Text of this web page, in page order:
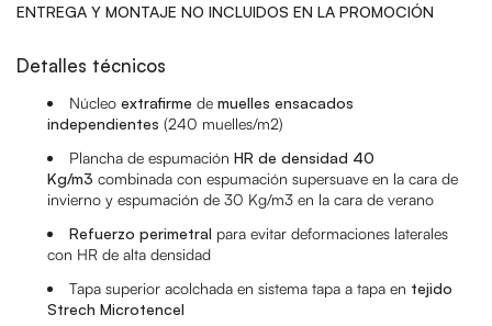
ENTREGA Y MONTAJE NO INCLUIDOS EN LA PROMOCIÓN
Detalles técnicos
Núcleo extrafirme de muelles ensacados
independientes (240 muelles/m2)
Plancha de espumaciónHR de densidad 40
Kg/m3 combinada con espumación supersuave en la cara de
invierno y espumación de 30 Kg/m3 en la cara de verano
Refuerzo perimetral para evitar deformaciones laterales
con HR de alta densidad
Tapa superior acolchada en sistema tapa a tapa en tejido
Strech Microtencel